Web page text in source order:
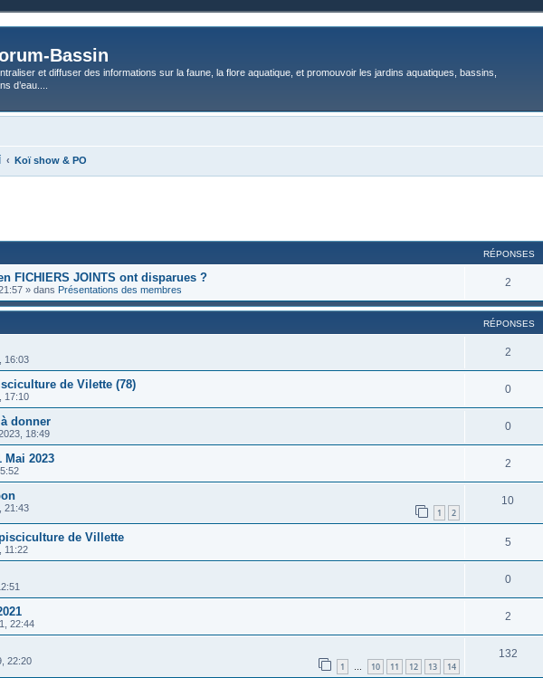
Bassin
et diffuser des informations sur la faune, la flore aquatique, et promouvoir les jardins aquatiques, bassins,
d’eau....
Koï show & PO
RÉPONSES
FICHIERS JOINTS ont disparues ?
» dans Présentations des membres
2
RÉPONSES
16:03
2
de Vilette (78)
17:10
0
donner
18:49
0
Mai 2023 2
21:43 1 2
10
de Villette
11:22
5
0
22:44
2
22:20 1 … 10 11 12 13 14
132